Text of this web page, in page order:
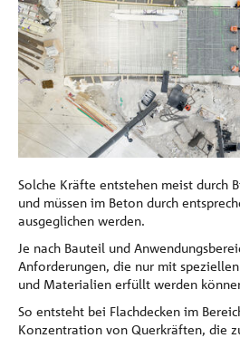
Solche Kräfte entstehen meist durch
und müssen im Beton durch
ausgeglichen werden.
Je nach Bauteil und
Anforderungen, die nur mit
und Materialien erfüllt werden
So entsteht bei Flachdecken im
Konzentration von Querkräften, die